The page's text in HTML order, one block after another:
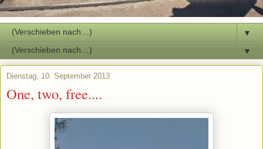
▼
▼
Dienstag, 10. September 2013
One, two, free....